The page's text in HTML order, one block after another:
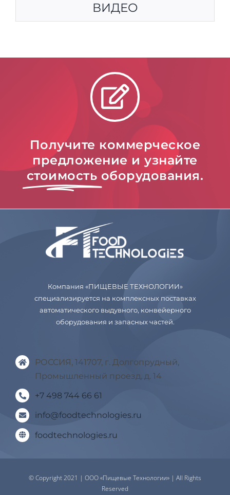
ВИДЕО
Получите коммерческое
предложение и узнайте
стоимость оборудования.
Компания «ПИЩЕВЫЕ ТЕХНОЛОГИИ»
специализируется на комплексных поставках
автоматического выдувного, конвейерного
оборудования и запасных частей.
РОССИЯ, 141707, г. Долгопрудный,
Промышленный проезд, д. 14
+7 498 744 66 61
info@foodtechnologies.ru
foodtechnologies.ru
© Copyright 2021 | ООО «Пищевые Технологии» | All Rights
Reserved